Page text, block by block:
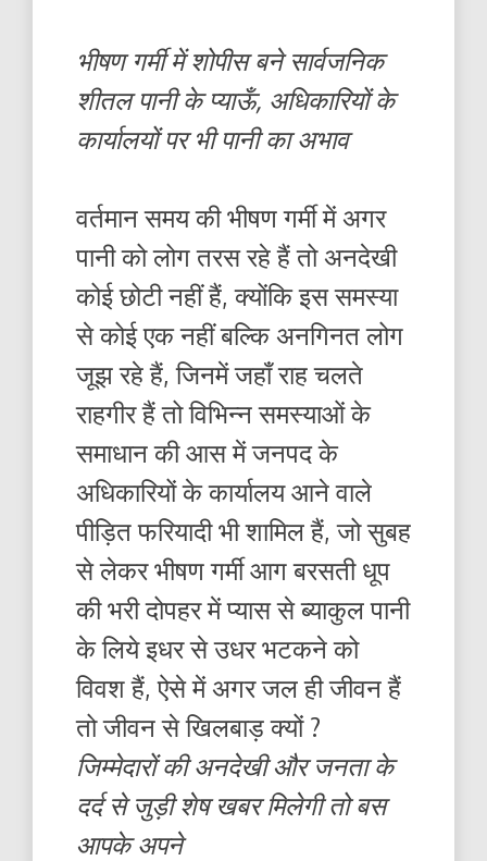
भीषण गर्मी में शोपीस बने सार्वजनिक
शीतल पानी के प्याऊँ, अधिकारियों के
कार्यालयों पर भी पानी का अभाव
वर्तमान समय की भीषण गर्मी में अगर
पानी को लोग तरस रहे हैं तो अनदेखी
कोई छोटी नहीं हैं, क्योंकि इस समस्या
से कोई एक नहीं बल्कि अनगिनत लोग
जूझ रहे हैं, जिनमें जहाँ राह चलते
राहगीर हैं तो विभिन्न समस्याओं के
समाधान की आस में जनपद के
अधिकारियों के कार्यालय आने वाले
पीड़ित फरियादी भी शामिल हैं, जो सुबह
से लेकर भीषण गर्मी आग बरसती धूप
की भरी दोपहर में प्यास से ब्याकुल पानी
के लिये इधर से उधर भटकने को
विवश हैं, ऐसे में अगर जल ही जीवन हैं
तो जीवन से खिलबाड़ क्यों ?
जिम्मेदारों की अनदेखी और जनता के
दर्द से जुड़ी शेष खबर मिलेगी तो बस
आपके अपने